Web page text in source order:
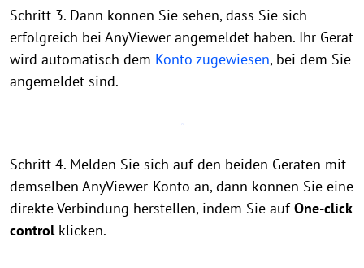
Schritt 3. Dann können Sie sehen, dass Sie sich
erfolgreich bei AnyViewer angemeldet haben. Ihr Gerät
wird automatisch dem Konto zugewiesen, bei dem Sie
angemeldet sind.
Schritt 4. Melden Sie sich auf den beiden Geräten mit
demselben AnyViewer-Konto an, dann können Sie eine
direkte Verbindung herstellen, indem Sie aufOne-click
controlklicken.